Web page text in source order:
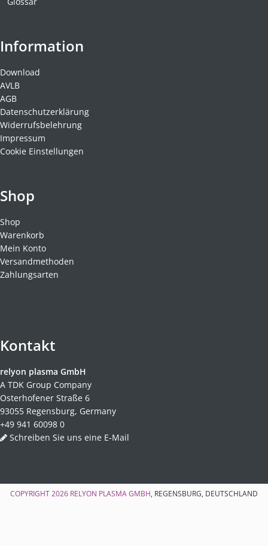
Information
Download
AVLB
AGB
Datenschutzerklärung
Widerrufsbelehrung
Impressum
Cookie Einstellungen
Shop
Shop
Warenkorb
Mein Konto
Versandmethoden
Zahlungsarten
Kontakt
relyon plasma GmbH
A TDK Group Company
Osterhofener Straße 6
93055 Regensburg, Germany
+49 941 60098 0
Schreiben Sie uns eine E-Mail
COPYRIGHT 2026 RELYON PLASMA GMBH, REGENSBURG, DEUTSCHLAND